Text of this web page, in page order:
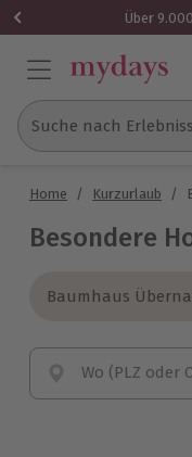
Über
Suche nach
Home / Kurzurlaub /
Besondere
Baumhaus
Baumhaus
Wo (PLZ oder